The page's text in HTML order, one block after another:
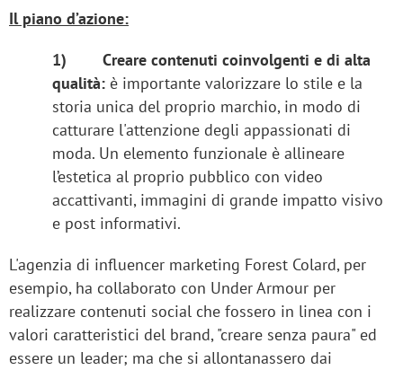
Il piano d’azione:
1) Creare contenuti coinvolgenti e di alta
qualità: è importante valorizzare lo stile e la
storia unica del proprio marchio, in modo di
catturare l'attenzione degli appassionati di
moda. Un elemento funzionale è allineare
l’estetica al proprio pubblico con video
accattivanti, immagini di grande impatto visivo
e post informativi.
L'agenzia di influencer marketing Forest Colard, per
esempio, ha collaborato con Under Armour per
realizzare contenuti social che fossero in linea con i
valori caratteristici del brand, "creare senza paura" ed
essere un leader; ma che si allontanassero dai